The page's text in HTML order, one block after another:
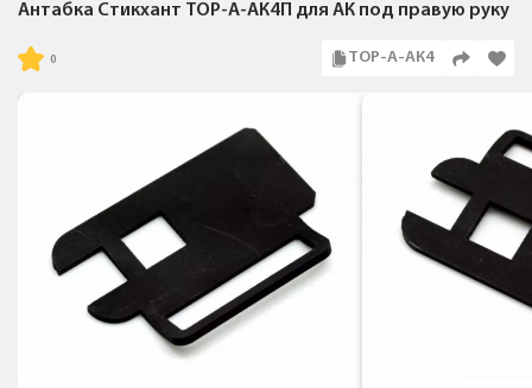
Антабка Стикхант ТОР-А-АК4П для АК под правую руку
ТОР-А-АК4